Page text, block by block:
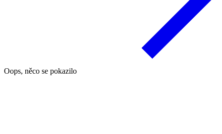
Oops, něco se pokazilo